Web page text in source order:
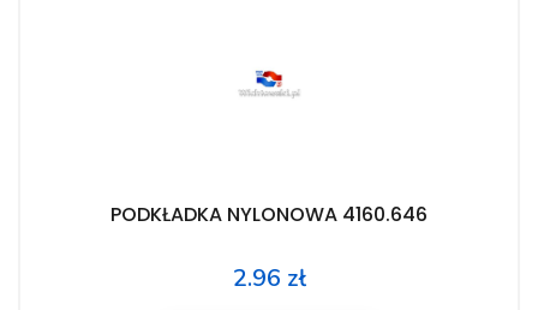
PODKŁADKA NYLONOWA 4160.646
Price
2.96 zł